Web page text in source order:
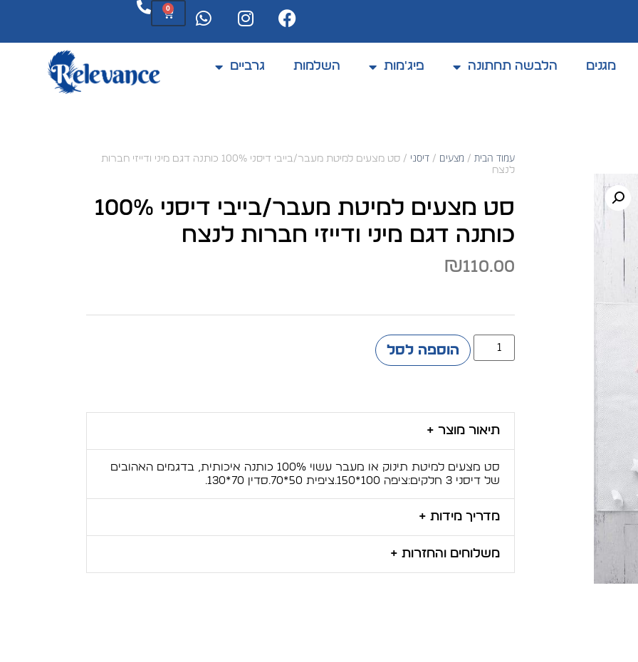
המוצרים מתחדשים לעיתים קרובות
0
מגנים הלבשה תחתונה פיג'מות השלמות גרביים
עמוד הבית/ מצעים / דיסני
/ סט מצעים למיטת מעבר/בייבי דיסני 100% כותנה דגם מיני ודייזי חברות
לנצח
סט מצעים למיטת מעבר/בייבי דיסני 100%
כותנה דגם מיני ודייזי חברות לנצח
₪110.00
הוספה לסל
תיאור מוצר +
סט מצעים למיטת תינוק או מעבר עשוי 100% כותנה איכותית, בדגמים האהובים
של דיסני 3 חלקים:ציפה 100*150.ציפית 50*70.סדין 70*130.
מדריך מידות +
משלוחים והחזרות +